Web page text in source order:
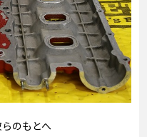
のもとへ